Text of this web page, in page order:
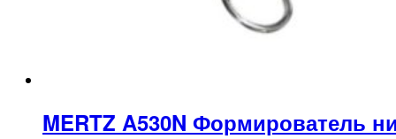
MERTZ A530N Формирователь